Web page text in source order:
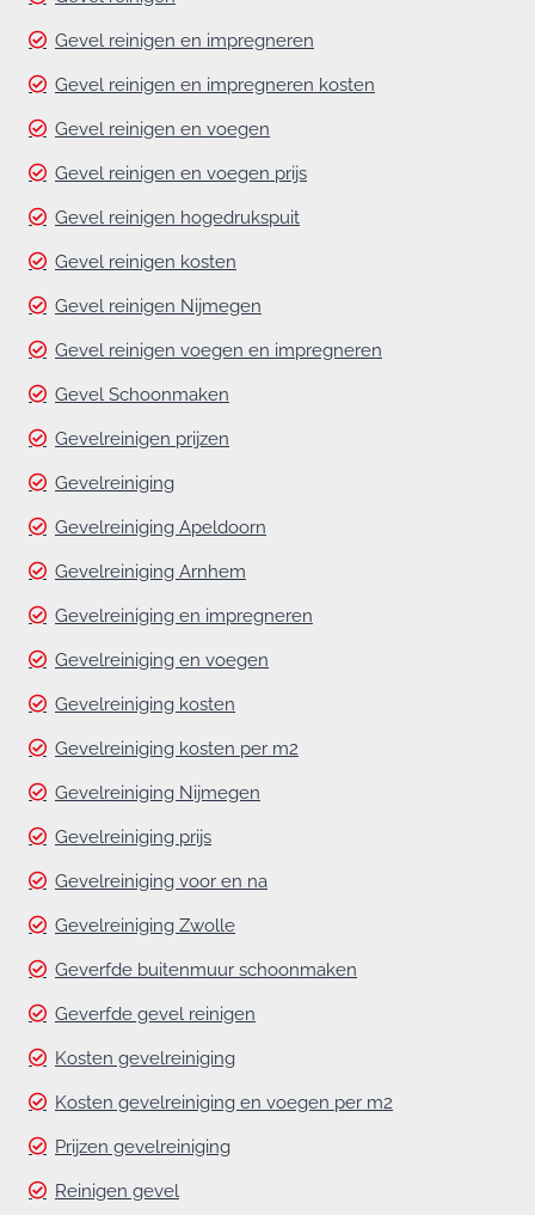
Gevel reinigen en impregneren
Gevel reinigen en impregneren kosten
Gevel reinigen en voegen
Gevel reinigen en voegen prijs
Gevel reinigen hogedrukspuit
Gevel reinigen kosten
Gevel reinigen Nijmegen
Gevel reinigen voegen en impregneren
Gevel Schoonmaken
Gevelreinigen prijzen
Gevelreiniging
Gevelreiniging Apeldoorn
Gevelreiniging Arnhem
Gevelreiniging en impregneren
Gevelreiniging en voegen
Gevelreiniging kosten
Gevelreiniging kosten per m2
Gevelreiniging Nijmegen
Gevelreiniging prijs
Gevelreiniging voor en na
Gevelreiniging Zwolle
Geverfde buitenmuur schoonmaken
Geverfde gevel reinigen
Kosten gevelreiniging
Kosten gevelreiniging en voegen per m2
Prijzen gevelreiniging
Reinigen gevel